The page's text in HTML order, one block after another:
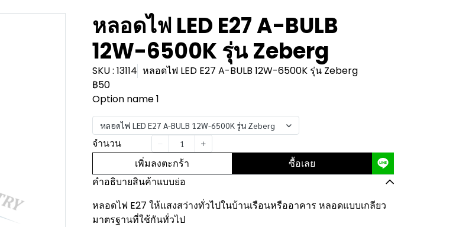
หลอดไฟ LED E27 A-BULB
12W-6500K รุ่น Zeberg
SKU : 13114 หลอดไฟ LED E27 A-BULB 12W-6500K รุ่น Zeberg
฿50
Option name 1
หลอดไฟ LED E27 A-BULB 12W-6500K รุ่น Zeberg
จำนวน
เพิ่มลงตะกร้า ซื้อเลย
คำอธิบายสินค้าแบบย่อ
หลอดไฟ E27 ให้แสงสว่างทั่วไปในบ้านเรือนหรืออาคาร หลอดแบบเกลียว
มาตรฐานที่ใช้กันทั่วไป